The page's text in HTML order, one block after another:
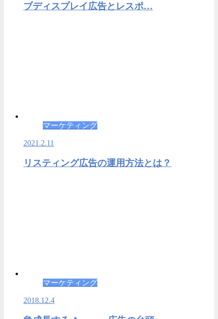
ブディスプレイ広告とレスポ…
マーケティング
2021.2.11
リスティング広告の運用方法とは？
マーケティング
2018.12.4